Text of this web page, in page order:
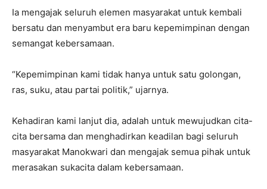
Ia mengajak seluruh elemen masyarakat untuk kembali
bersatu dan menyambut era baru kepemimpinan dengan
semangat kebersamaan.
“Kepemimpinan kami tidak hanya untuk satu golongan,
ras, suku, atau partai politik,” ujarnya.
Kehadiran kami lanjut dia, adalah untuk mewujudkan cita-
cita bersama dan menghadirkan keadilan bagi seluruh
masyarakat Manokwari dan mengajak semua pihak untuk
merasakan sukacita dalam kebersamaan.